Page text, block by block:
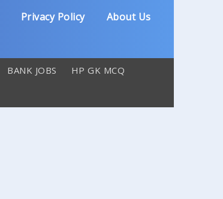
Privacy Policy About Us
BANK JOBS HP GK MCQ